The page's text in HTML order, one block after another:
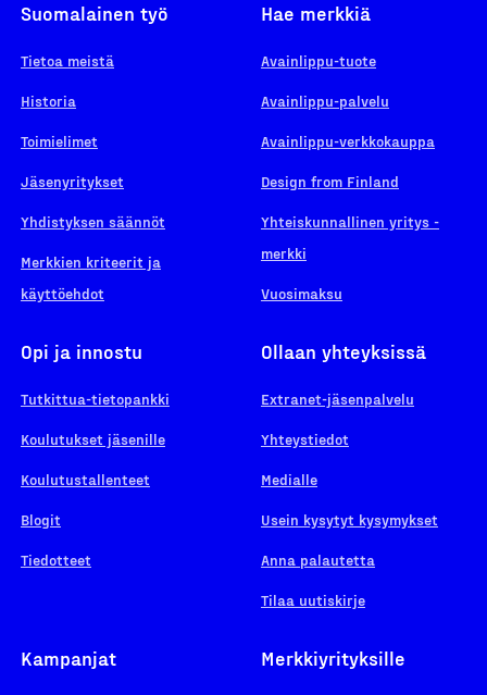
Suomalainen työ
Tietoa meistä
Historia
Toimielimet
Jäsenyritykset
Yhdistyksen säännöt
Merkkien kriteerit ja
käyttöehdot
Hae merkkiä
Avainlippu-tuote
Avainlippu-palvelu
Avainlippu-verkkokauppa
Design from Finland
Yhteiskunnallinen yritys -
merkki
Vuosimaksu
Opi ja innostu
Tutkittua-tietopankki
Koulutukset jäsenille
Koulutustallenteet
Blogit
Tiedotteet
Ollaan yhteyksissä
Extranet-jäsenpalvelu
Yhteystiedot
Medialle
Usein kysytyt kysymykset
Anna palautetta
Tilaa uutiskirje
Kampanjat Merkkiyrityksille